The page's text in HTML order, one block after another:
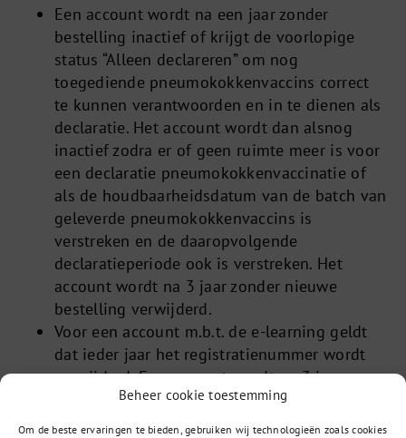
Beheer cookie toestemming
Om de beste ervaringen te bieden, gebruiken wij technologieën zoals cookies
Een account wordt na een jaar zonder
bestelling inactief of krijgt de voorlopige
status “Alleen declareren” om nog
toegediende pneumokokkenvaccins correct
te kunnen verantwoorden en in te dienen als
declaratie. Het account wordt dan alsnog
inactief zodra er of geen ruimte meer is voor
een declaratie pneumokokkenvaccinatie of
als de houdbaarheidsdatum van de batch van
geleverde pneumokokkenvaccins is
verstreken en de daaropvolgende
declaratieperiode ook is verstreken. Het
account wordt na 3 jaar zonder nieuwe
bestelling verwijderd.
Voor een account m.b.t. de e-learning geldt
dat ieder jaar het registratienummer wordt
verwijderd. Een account wordt na 3 jaar
inactiviteit verwijderd (inclusief het
certificaat).